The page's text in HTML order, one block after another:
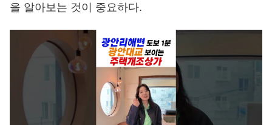
을 알아보는 것이 중요하다.